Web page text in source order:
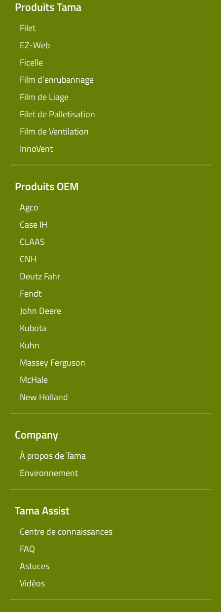
Produits Tama
Filet
EZ-Web
Ficelle
Film d’enrubannage
Film de Liage
Filet de Palletisation
Film de Ventilation
InnoVent
Produits OEM
Agco
Case IH
CLAAS
CNH
Deutz Fahr
Fendt
John Deere
Kubota
Kuhn
Massey Ferguson
McHale
New Holland
Company
À propos de Tama
Environnement
Tama Assist
Centre de connaissances
FAQ
Astuces
Vidéos